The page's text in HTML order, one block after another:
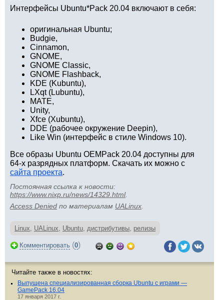
Интерфейсы Ubuntu*Pack 20.04 включают в себя:
оригинальная Ubuntu;
Budgie,
Cinnamon,
GNOME,
GNOME Classic,
GNOME Flashback,
KDE (Kubuntu),
LXqt (Lubuntu),
MATE,
Unity,
Xfce (Xubuntu),
DDE (рабочее окружение Deepin),
Like Win (интерфейс в стиле Windows 10).
Все образы Ubuntu OEMPack 20.04 доступны для
64-х разрядных платформ. Скачать их можно с
сайта проекта.
Постоянная ссылка к новости:
https://www.nixp.ru/news/14329.html.
Access Denied по материалам UALinux
Linux, UALinux, Ubuntu, дистрибутивы, релизы
Комментировать (0)
Читайте также в новостях:
Выпущена специализированная сборка Ubuntu с играми —
GamePack 16.04
17 января 2017 г.